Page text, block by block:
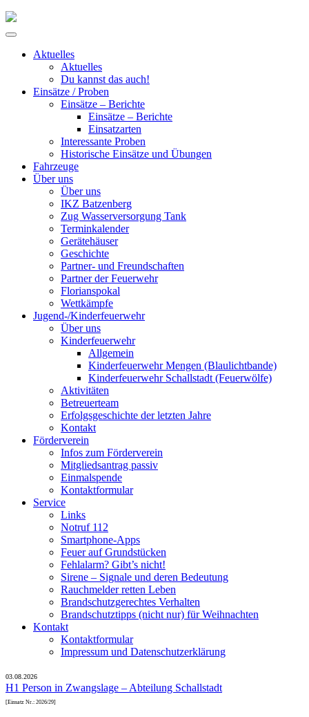
Skip
Primary
Aktuelles
Aktuelles
Du kannst das auch!
Einsätze / Proben
Einsätze – Berichte
Einsätze – Berichte
Einsatzarten
Interessante Proben
Historische Einsätze und Übungen
Fahrzeuge
Über uns
Über uns
IKZ Batzenberg
Zug Wasserversorgung Tank
Terminkalender
Gerätehäuser
Geschichte
Partner- und Freundschaften
Partner der Feuerwehr
Florianspokal
Wettkämpfe
Jugend-/Kinderfeuerwehr
Über uns
Kinderfeuerwehr
Allgemein
Kinderfeuerwehr Mengen (Blaulichtbande)
Kinderfeuerwehr Schallstadt (Feuerwölfe)
Aktivitäten
Betreuerteam
Erfolgsgeschichte der letzten Jahre
Kontakt
Förderverein
Infos zum Förderverein
Mitgliedsantrag passiv
Einmalspende
Kontaktformular
Service
Links
Notruf 112
Smartphone-Apps
Feuer auf Grundstücken
Fehlalarm? Gibt’s nicht!
Sirene – Signale und deren Bedeutung
Rauchmelder retten Leben
Brandschutzgerechtes Verhalten
Brandschutztipps (nicht nur) für Weihnachten
Kontakt
Kontaktformular
Impressum und Datenschutzerklärung
03.08.2026
H1 Person in Zwangslage – Abteilung Schallstadt
[Einsatz Nr.: 2026/29]